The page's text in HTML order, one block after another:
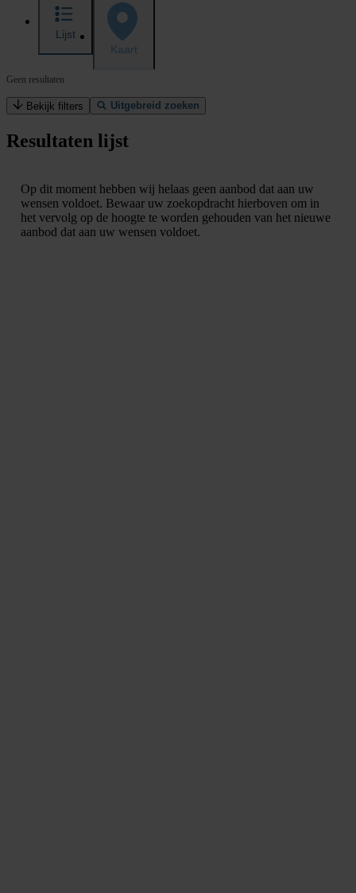
Lijst
Kaart
Geen resultaten
Bekijk filters Uitgebreid zoeken
Resultaten lijst
Op dit moment hebben wij helaas geen aanbod dat aan uw
wensen voldoet. Bewaar uw zoekopdracht hierboven om in
het vervolg op de hoogte te worden gehouden van het nieuwe
aanbod dat aan uw wensen voldoet.